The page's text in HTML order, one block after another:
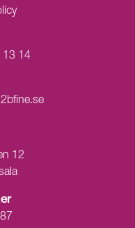
13 14
12